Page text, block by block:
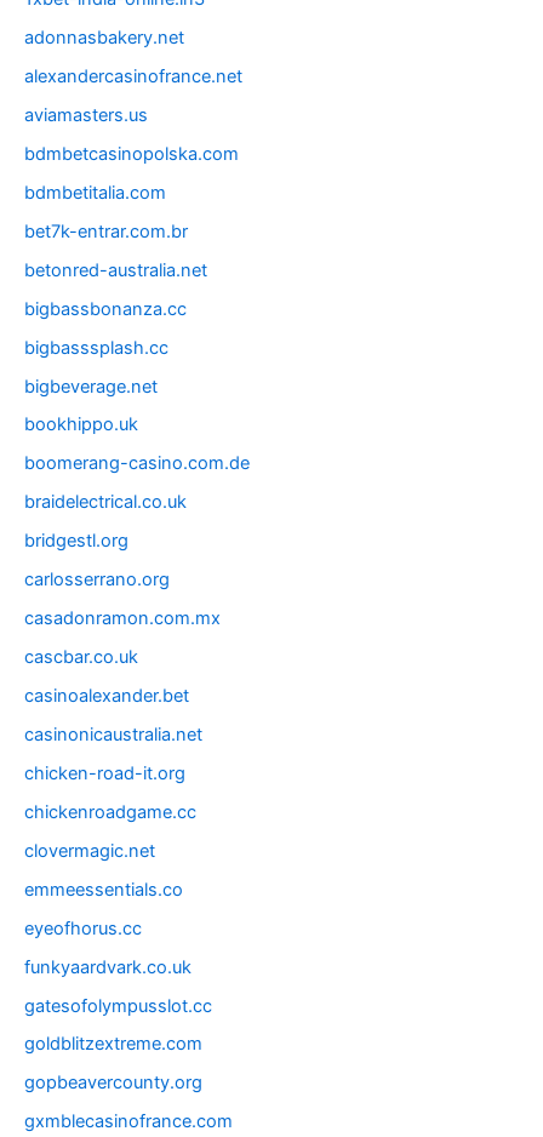
adonnasbakery.net
alexandercasinofrance.net
aviamasters.us
bdmbetcasinopolska.com
bdmbetitalia.com
bet7k-entrar.com.br
betonred-australia.net
bigbassbonanza.cc
bigbasssplash.cc
bigbeverage.net
bookhippo.uk
boomerang-casino.com.de
braidelectrical.co.uk
bridgestl.org
carlosserrano.org
casadonramon.com.mx
cascbar.co.uk
casinoalexander.bet
casinonicaustralia.net
chicken-road-it.org
chickenroadgame.cc
clovermagic.net
emmeessentials.co
eyeofhorus.cc
funkyaardvark.co.uk
gatesofolympusslot.cc
goldblitzextreme.com
gopbeavercounty.org
gxmblecasinofrance.com